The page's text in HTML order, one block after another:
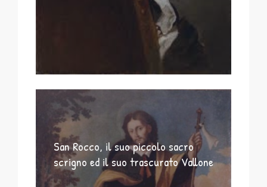
San Rocco, il suo piccolo sacro
scrigno ed il suo trascurato Vallone